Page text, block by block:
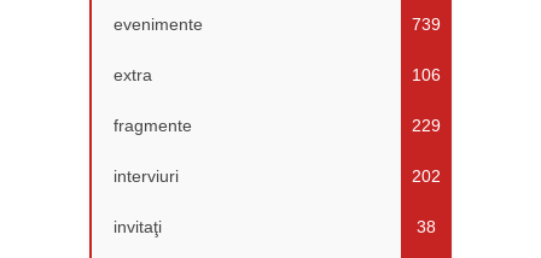
evenimente 739
extra 106
fragmente 229
interviuri 202
invitaţi 38